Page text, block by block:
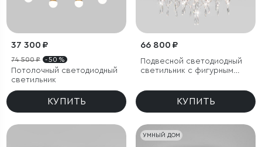
37 300 ₽
74 500 ₽ - 50 %
Потолочный светодиодный
светильник
КУПИТЬ
66 800 ₽
Подвесной светодиодный
светильник с фигурным
КУПИТЬ
УМНЫЙ ДОМ